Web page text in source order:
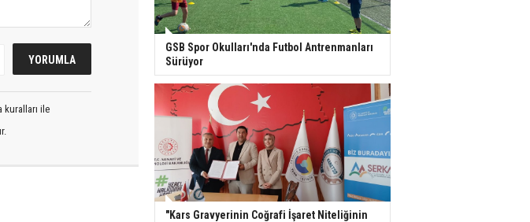
kuralları ile
GSB Spor Okulları'nda Futbol Antrenmanları
Sürüyor
"Kars Gravyerinin Coğrafi İşaret Niteliğinin